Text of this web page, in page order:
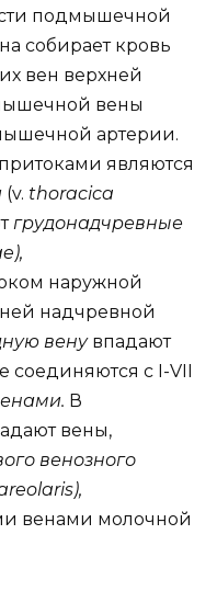
подмышечной
собирает кровь
вен верхней
вены
артерии.
являются
(v. thoracica
грудонадчревные
наружной
надчревной
вену впадают
соединяются с I-VII
В
вены,
венозного
венами молочной